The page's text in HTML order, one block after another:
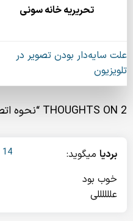
تحریریه خانه سونی
علت سایه‌دار بودن تصویر در
تلویزیون
2 THOUGHTS ON “ نحوه
بردیا میگوید:
خوب بود
عللللللی
14 دی 1403 در 4:09 ب.ظ